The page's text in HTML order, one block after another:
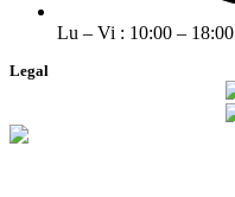
Lu – Vi : 10:00 – 18:00
Legal